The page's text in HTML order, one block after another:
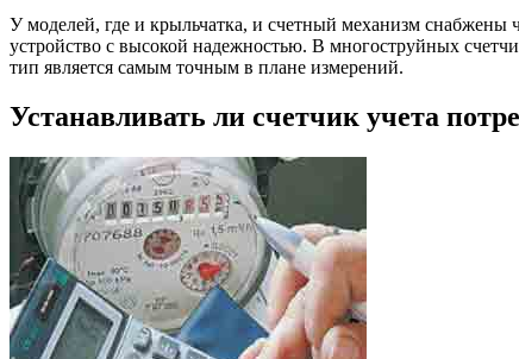
У моделей, где и крыльчатка, и счетный механизм снабжены
устройство с высокой надежностью. В многоструйных
тип является самым точным в плане измерений.
Устанавливать ли счетчик учета